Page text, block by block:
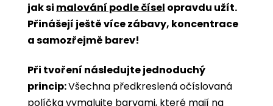
jak si malování podle čísel opravdu užít.
Přinášejí ještě více zábavy, koncentrace
a samozřejmě barev!
Při tvoření následujte jednoduchý
princip:Všechna předkreslená očíslovaná
políčka vymalujte barvami, které mají na